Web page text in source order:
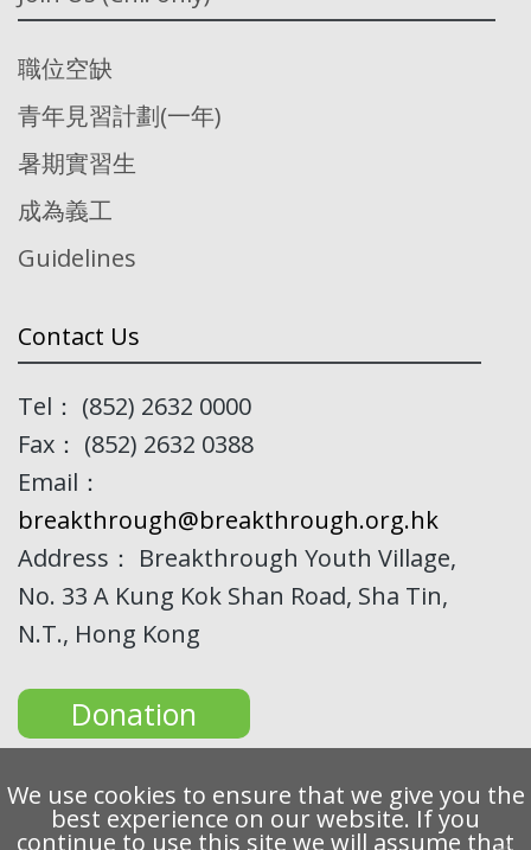
職位空缺
青年見習計劃(一年)
暑期實習生
成為義工
Guidelines
Contact Us
Tel： (852) 2632 0000
Fax： (852) 2632 0388
Email：
breakthrough@breakthrough.org.hk
Address： Breakthrough Youth Village,
No. 33 A Kung Kok Shan Road, Sha Tin,
N.T., Hong Kong
Donation
We use cookies to ensure that we give you the
best experience on our website. If you
continue to use this site we will assume that